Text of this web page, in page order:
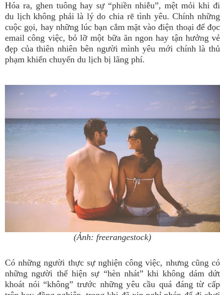
Hóa ra, ghen tuông hay sự “phiền nhiễu”, mệt mỏi khi đi
du lịch không phải là lý do chia rẽ tình yêu. Chính những
cuộc gọi, hay những lúc bạn cắm mặt vào điện thoại để đọc
email công việc, bỏ lỡ một bữa ăn ngon hay tận hưởng vẻ
đẹp của thiên nhiên bên người mình yêu mới chính là thủ
phạm khiến chuyến du lịch bị lãng phí.
(Ảnh: freerangestock)
Có những người thực sự nghiện công việc, nhưng cũng có
những người thể hiện sự “hèn nhát” khi không dám dứt
khoát nói “không” trước những yêu cầu quá đáng từ cấp